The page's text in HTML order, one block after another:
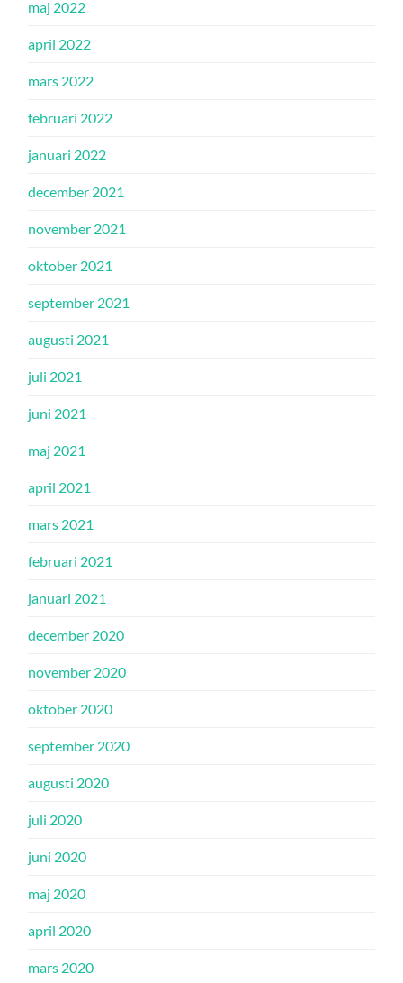
maj 2022
april 2022
mars 2022
februari 2022
januari 2022
december 2021
november 2021
oktober 2021
september 2021
augusti 2021
juli 2021
juni 2021
maj 2021
april 2021
mars 2021
februari 2021
januari 2021
december 2020
november 2020
oktober 2020
september 2020
augusti 2020
juli 2020
juni 2020
maj 2020
april 2020
mars 2020